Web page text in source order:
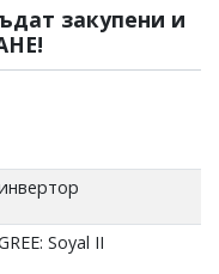
закупени и
Soyal II